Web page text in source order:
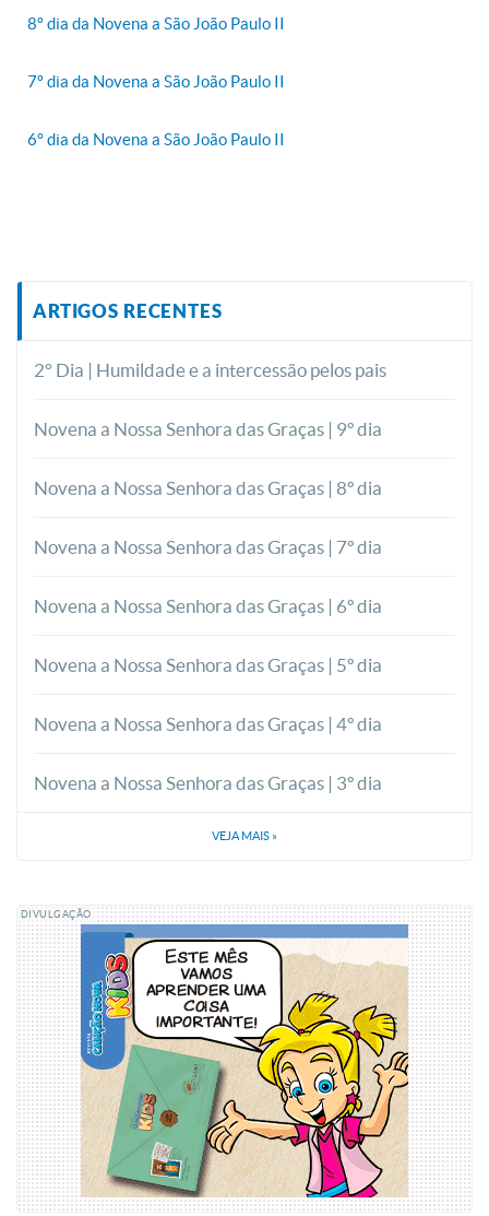
8º dia da Novena a São João Paulo II
7º dia da Novena a São João Paulo II
6º dia da Novena a São João Paulo II
ARTIGOS RECENTES
2° Dia | Humildade e a intercessão pelos pais
Novena a Nossa Senhora das Graças | 9º dia
Novena a Nossa Senhora das Graças | 8º dia
Novena a Nossa Senhora das Graças | 7º dia
Novena a Nossa Senhora das Graças | 6º dia
Novena a Nossa Senhora das Graças | 5º dia
Novena a Nossa Senhora das Graças | 4º dia
Novena a Nossa Senhora das Graças | 3º dia
VEJA MAIS »
DIVULGAÇÃO